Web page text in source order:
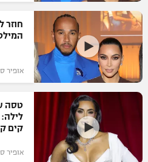
רשיון להקרנה פומבית לבית עסק
הצטרפות לחבילת הערוצים
לוח דרושים – ג'ובנט
המגזין
חוזר
אופיר
טסה
קים
אופיר